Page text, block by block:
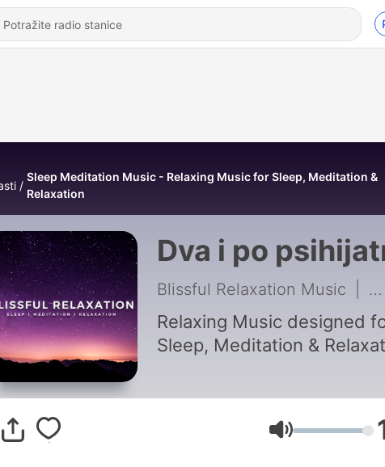
Sleep Meditation Music - Relaxing Music for Sleep, Meditation &
Relaxation
Dva i po
Blissful Relaxation Music
Relaxing Music designed
Sleep, Meditation &
Jačina zvuka